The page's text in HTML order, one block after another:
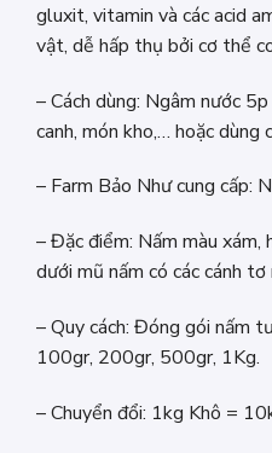
gluxit, vitamin và các acid
vật, dễ hấp thụ bởi cơ thể
– Cách dùng: Ngâm nước
canh, món kho,… hoặc dùng
– Farm Bảo Như cung cấp:
– Đặc điểm: Nấm màu xám,
dưới mũ nấm có các cánh
– Quy cách: Đóng gói nấm
100gr, 200gr, 500gr, 1Kg.
– Chuyển đổi: 1kg Khô =